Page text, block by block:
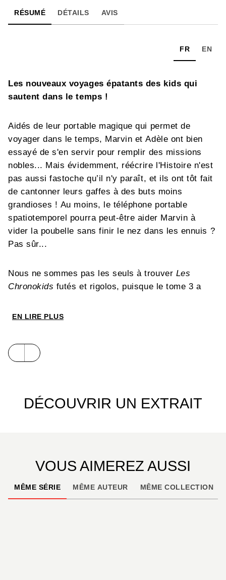
RÉSUMÉ DÉTAILS AVIS
FR EN
Les nouveaux voyages épatants des kids qui
sautent dans le temps !
Aidés de leur portable magique qui permet de
voyager dans le temps, Marvin et Adèle ont bien
essayé de s'en servir pour remplir des missions
nobles... Mais évidemment, réécrire l'Histoire n'est
pas aussi fastoche qu’il n'y paraît, et ils ont tôt fait
de cantonner leurs gaffes à des buts moins
grandioses ! Au moins, le téléphone portable
spatiotemporel pourra peut-être aider Marvin à
vider la poubelle sans finir le nez dans les ennuis ?
Pas sûr...
Nous ne sommes pas les seuls à trouver Les
Chronokids futés et rigolos, puisque le tome 3 a
BD d'Angoulême en 2011!
EN LIRE PLUS
DÉCOUVRIR UN EXTRAIT
VOUS AIMEREZ AUSSI
MÊME SÉRIE MÊME AUTEUR MÊME COLLECTION